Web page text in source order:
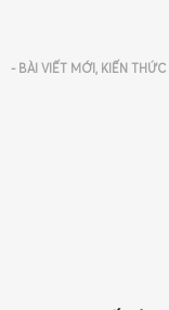
- BÀI VIẾT MỚI, KIẾN THỨC